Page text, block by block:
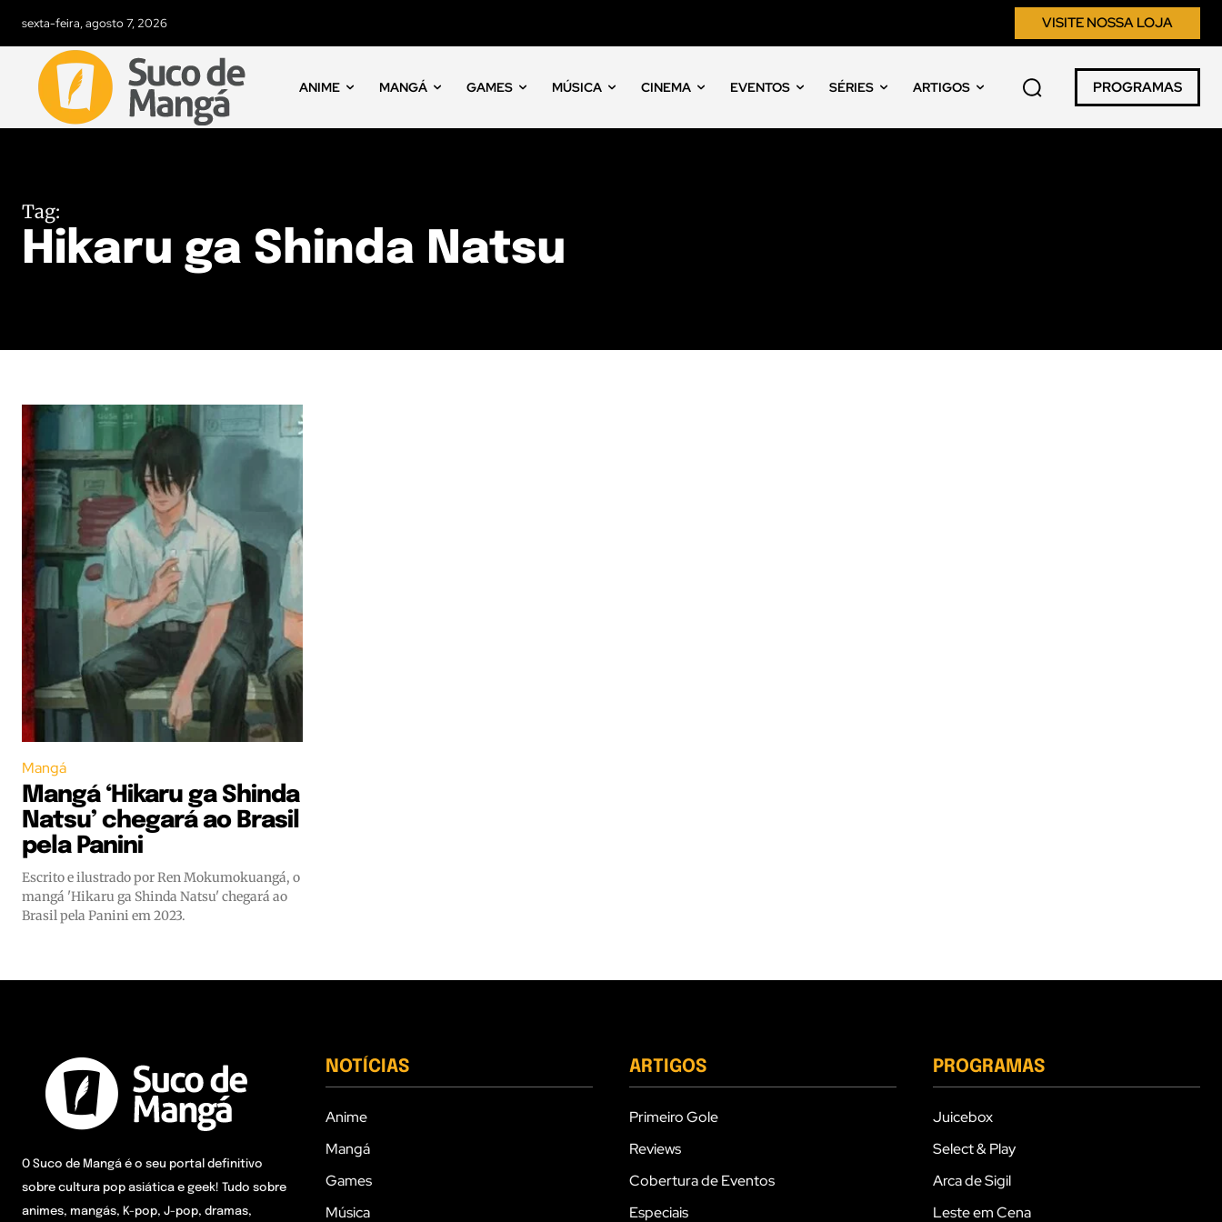
sexta-feira, agosto 7, 2026 VISITE NOSSA LOJA
ANIME MANGÁ GAMES MÚSICA CINEMA EVENTOS SÉRIES ARTIGOS PROGRAMAS
Tag:
Hikaru ga Shinda Natsu
Mangá
Mangá ‘Hikaru ga Shinda
Natsu’ chegará ao Brasil
pela Panini
Escrito e ilustrado por Ren Mokumokuangá, o
mangá 'Hikaru ga Shinda Natsu' chegará ao
Brasil pela Panini em 2023.
O Suco de Mangá é o seu portal definitivo
sobre cultura pop asiática e geek! Tudo sobre
animes, mangás, K-pop, J-pop, dramas,
NOTÍCIAS
Anime
Mangá
Games
Música
ARTIGOS
Primeiro Gole
Reviews
Cobertura de Eventos
Especiais
PROGRAMAS
Juicebox
Select & Play
Arca de Sigil
Leste em Cena